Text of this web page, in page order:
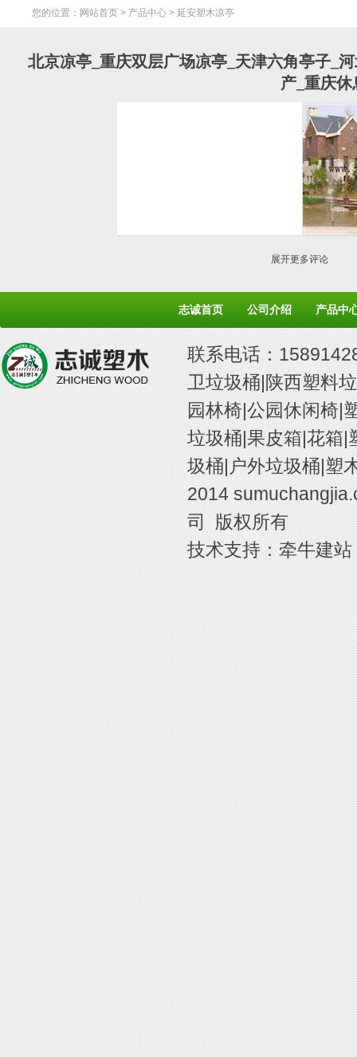
您的位置： 网站首页 > 产品中心 > 延安塑木凉亭
北京凉亭_重庆双层广场凉亭_天津六角亭子_
产_重庆休
展开更多评论
志诚首页 公司介绍 产品中
联系电话：
卫垃圾桶|陕西塑料
园林椅|公园休闲椅|
垃圾桶|果皮箱|花箱|
圾桶|户外垃圾桶|塑
2014
司 版权所有
技术支持：牵牛建站